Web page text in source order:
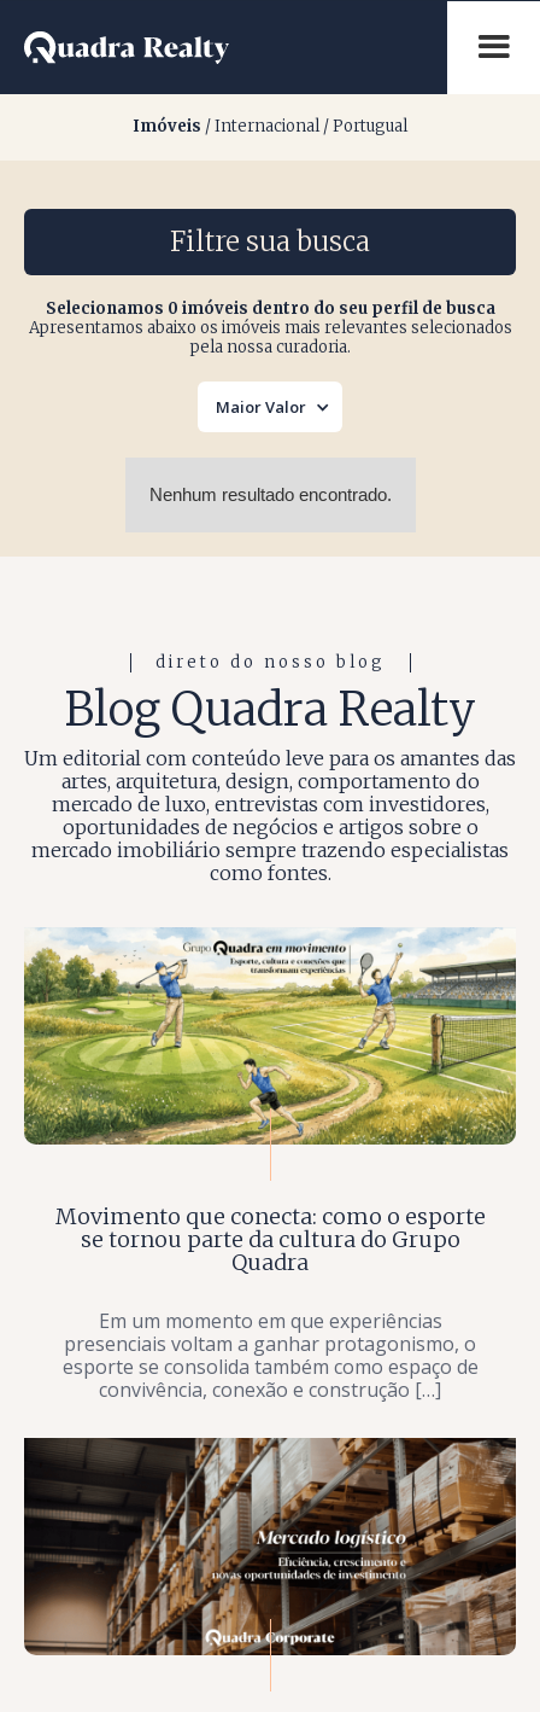
Nenhum imóvel
Imóveis / Internacional / Portugual
Filtre sua busca
Selecionamos 0 imóveis dentro do seu perfil de busca
Apresentamos abaixo os imóveis mais relevantes selecionados
pela nossa curadoria.
Maior Valor
Nenhum resultado encontrado.
direto do nosso blog
Blog Quadra Realty
Um editorial com conteúdo leve para os amantes das
artes, arquitetura, design, comportamento do
mercado de luxo, entrevistas com investidores,
oportunidades de negócios e artigos sobre o
mercado imobiliário sempre trazendo especialistas
como fontes.
Movimento que conecta: como o esporte
se tornou parte da cultura do Grupo
Quadra
Em um momento em que experiências
presenciais voltam a ganhar protagonismo, o
esporte se consolida também como espaço de
convivência, conexão e construção […]